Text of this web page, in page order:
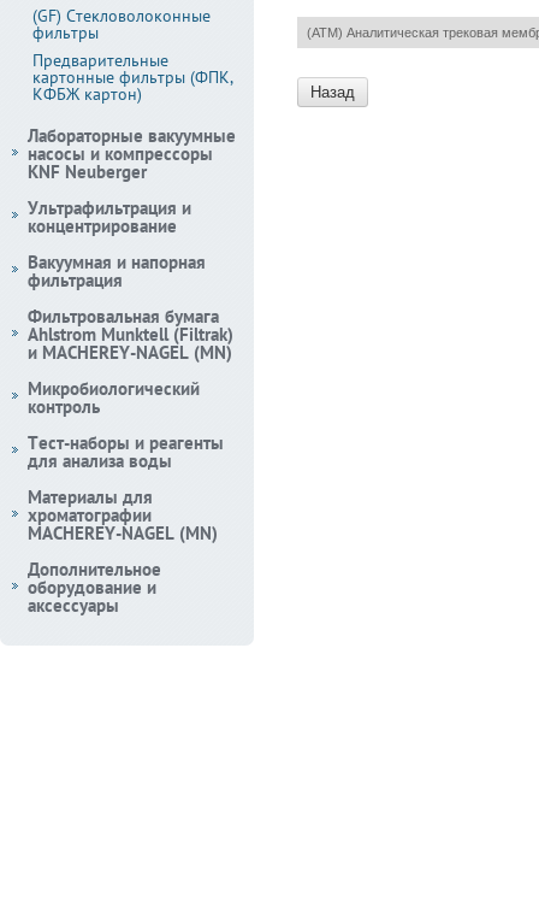
(АТМ) Аналитическая трековая
Назад
(GF) Стекловолоконные
фильтры
Предварительные
картонные фильтры (ФПК,
КФБЖ картон)
Лабораторные вакуумные
насосы и компрессоры
KNF Neuberger
Ультрафильтрация и
концентрирование
Вакуумная и напорная
фильтрация
Фильтровальная бумага
Ahlstrom Munktell (Filtrak)
и MACHEREY-NAGEL (MN)
Микробиологический
контроль
Тест-наборы и реагенты
для анализа воды
Материалы для
хроматографии
MACHEREY-NAGEL (MN)
Дополнительное
оборудование и
аксессуары